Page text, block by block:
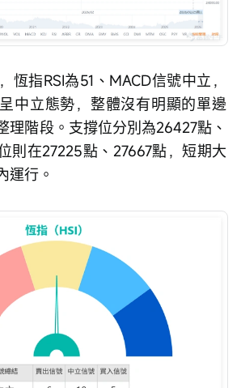
恆指RSI為51、MACD信號中立，
中立態勢，整體沒有明顯的單邊
理階段。支撐位分別為26427點、
則在27225點、27667點，短期大
運行。